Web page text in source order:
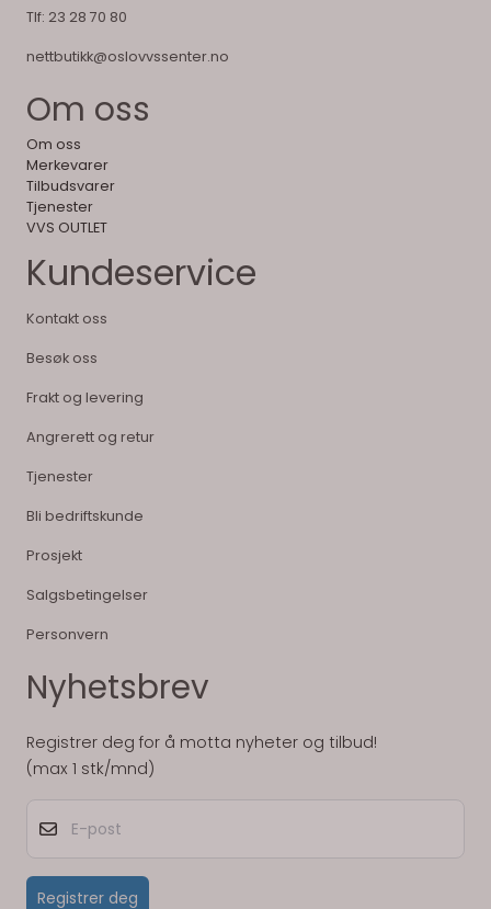
Tlf: 23 28 70 80
nettbutikk@oslovvssenter.no
Om oss
Om oss
Merkevarer
Tilbudsvarer
Tjenester
VVS OUTLET
Kundeservice
Kontakt oss
Besøk oss
Frakt og levering
Angrerett og retur
Tjenester
Bli bedriftskunde
Prosjekt
Salgsbetingelser
Personvern
Nyhetsbrev
Registrer deg for å motta nyheter og tilbud!
(max 1 stk/mnd)
Registrer deg